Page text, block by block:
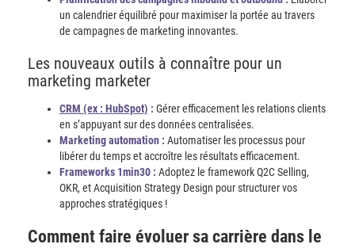
un calendrier équilibré pour maximiser la portée au travers
de campagnes de marketing innovantes.
Les nouveaux outils à connaître pour un
marketing marketer
CRM (ex : HubSpot) : Gérer efficacement les relations clients
en s’appuyant sur des données centralisées.
Marketing automation : Automatiser les processus pour
libérer du temps et accroître les résultats efficacement.
Frameworks 1min30 : Adoptez le framework Q2C Selling,
OKR, et Acquisition Strategy Design pour structurer vos
approches stratégiques !
Comment faire évoluer sa carrière dans le